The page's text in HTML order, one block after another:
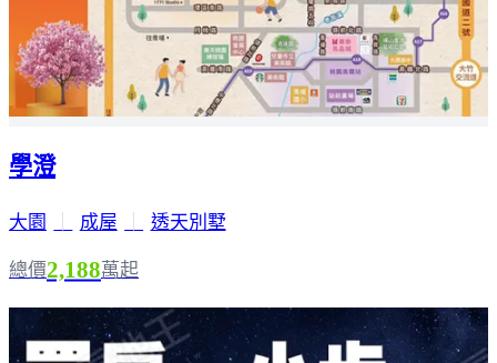
學澄
大園 成屋 透天別墅
總價2,188萬起